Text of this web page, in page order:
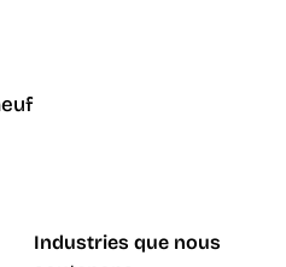
Industries que nous